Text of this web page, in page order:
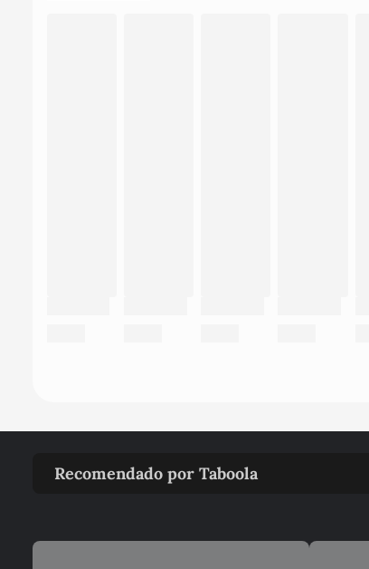
Recomendado por Taboola